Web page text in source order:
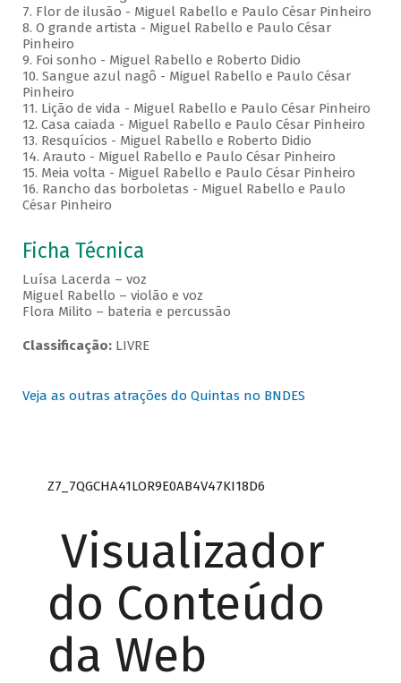
7. Flor de ilusão - Miguel Rabello e Paulo César Pinheiro
8. O grande artista - Miguel Rabello e Paulo César
Pinheiro
9. Foi sonho - Miguel Rabello e Roberto Didio
10. Sangue azul nagô - Miguel Rabello e Paulo César
Pinheiro
11. Lição de vida - Miguel Rabello e Paulo César Pinheiro
12. Casa caiada - Miguel Rabello e Paulo César Pinheiro
13. Resquícios - Miguel Rabello e Roberto Didio
14. Arauto - Miguel Rabello e Paulo César Pinheiro
15. Meia volta - Miguel Rabello e Paulo César Pinheiro
16. Rancho das borboletas - Miguel Rabello e Paulo
César Pinheiro
Ficha Técnica
Luísa Lacerda – voz
Miguel Rabello – violão e voz
Flora Milito – bateria e percussão
Classificação: LIVRE
Veja as outras atrações do Quintas no BNDES
Z7_7QGCHA41LOR9E0AB4V47KI18D6
Visualizador
do Conteúdo
da Web